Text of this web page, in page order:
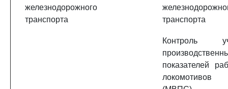
железнодорожного
транспорта
транспорта
Контроль
показателей
локомотивов